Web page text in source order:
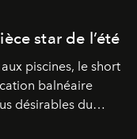
star de l’été
piscines, le short
balnéaire
désirables du